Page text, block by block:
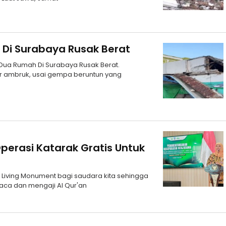
Surabaya Rusak Berat
Rumah Di Surabaya Rusak Berat.
ambruk, usai gempa beruntun yang
Katarak Gratis Untuk
Monument bagi saudara kita sehingga
dan mengaji Al Qur'an